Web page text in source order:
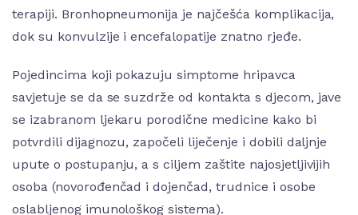
terapiji. Bronhopneumonija je najčešća komplikacija,
dok su konvulzije i encefalopatije znatno rjeđe.
Pojedincima koji pokazuju simptome hripavca
savjetuje se da se suzdrže od kontakta s djecom, jave
se izabranom ljekaru porodične medicine kako bi
potvrdili dijagnozu, započeli liječenje i dobili daljnje
upute o postupanju, a s ciljem zaštite najosjetljivijih
osoba (novorođenčad i dojenčad, trudnice i osobe
oslabljenog imunološkog sistema).